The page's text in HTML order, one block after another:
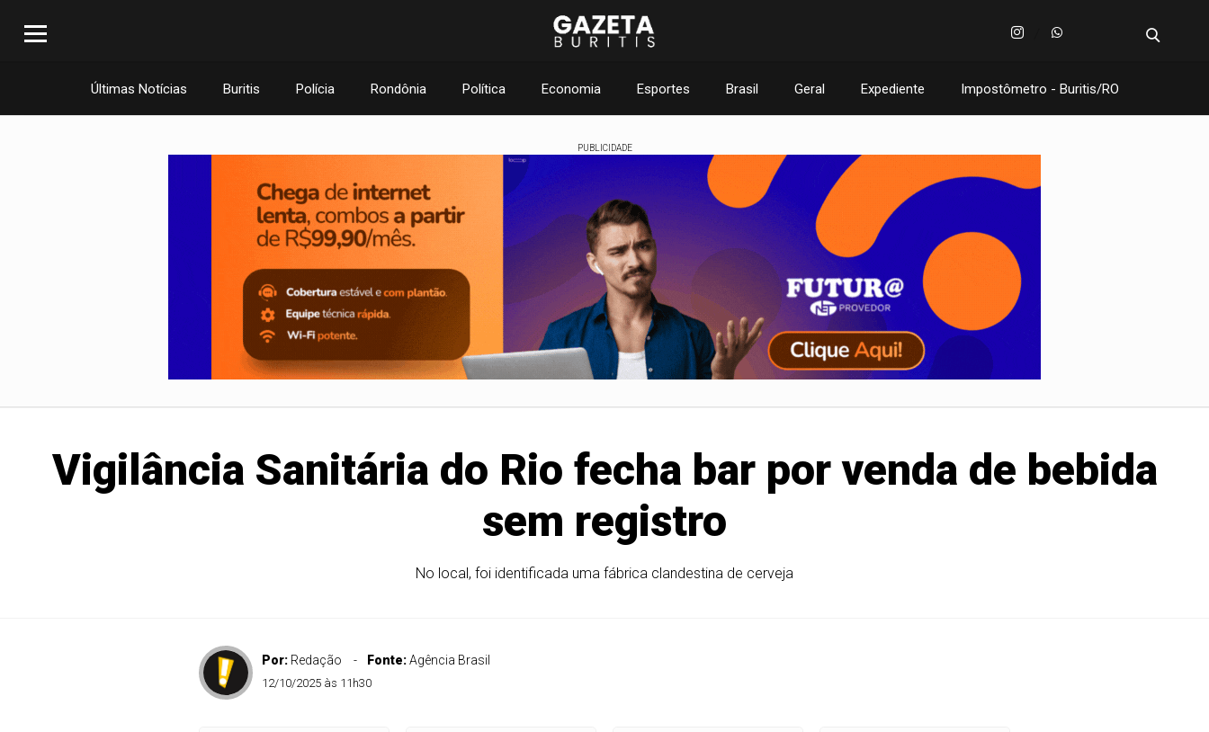
Últimas Notícias Buritis Polícia Rondônia Política Economia Esportes Brasil Geral Expediente Impostômetro - Buritis/RO
PUBLICIDADE
Vigilância Sanitária do Rio fecha bar por venda de bebida
sem registro
No local, foi identificada uma fábrica clandestina de cerveja
Por: Redação Fonte:Agência Brasil
12/10/2025 às 11h30